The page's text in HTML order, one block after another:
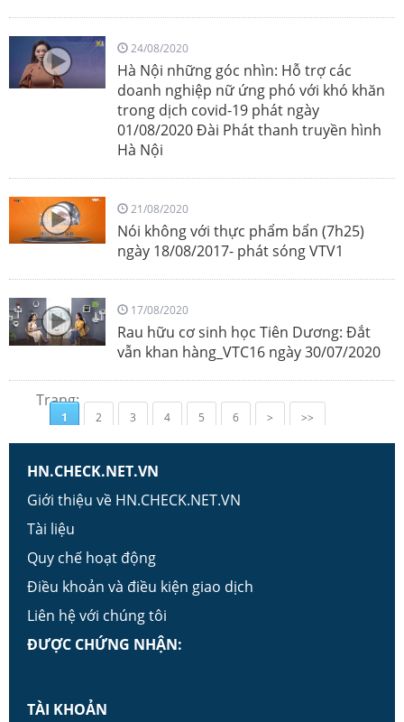
24/08/2020
Hà Nội những góc nhìn: Hỗ trợ các
doanh nghiệp nữ ứng phó với khó khăn
trong dịch covid-19 phát ngày
01/08/2020 Đài Phát thanh truyền hình
Hà Nội
21/08/2020
Nói không với thực phẩm bẩn (7h25)
ngày 18/08/2017- phát sóng VTV1
17/08/2020
Rau hữu cơ sinh học Tiên Dương: Đắt
vẫn khan hàng_VTC16 ngày 30/07/2020
Trang:
1 2 3 4 5 6 > >>
HN.CHECK.NET.VN
Giới thiệu về HN.CHECK.NET.VN
Tài liệu
Quy chế hoạt động
Điều khoản và điều kiện giao dịch
Liên hệ với chúng tôi
ĐƯỢC CHỨNG NHẬN:
TÀI KHOẢN